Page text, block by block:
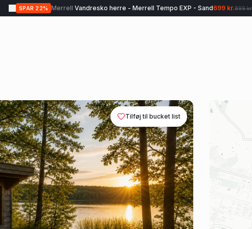
SPAR 22% Merrell Vandresko herre - Merrell Tempo EXP - Sand699 kr.899
Tilføj til bucket list